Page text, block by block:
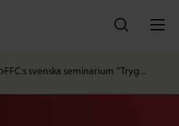
FFC:s svenska seminarium ”Tryg…